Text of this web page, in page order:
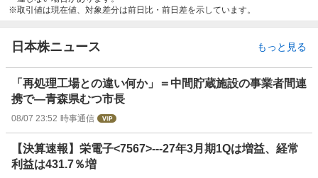
取引値は現在値、対象差分は前日比・前日差を示しています。
日本株ニュース もっと見る
「再処理工場との違い何か」＝中間貯蔵施設の事業者間連
携で―青森県むつ市長
08/07 23:52 時事通信
【決算速報】栄電子<7567>---27年3月期1Qは増益、経常
利益は431.7％増